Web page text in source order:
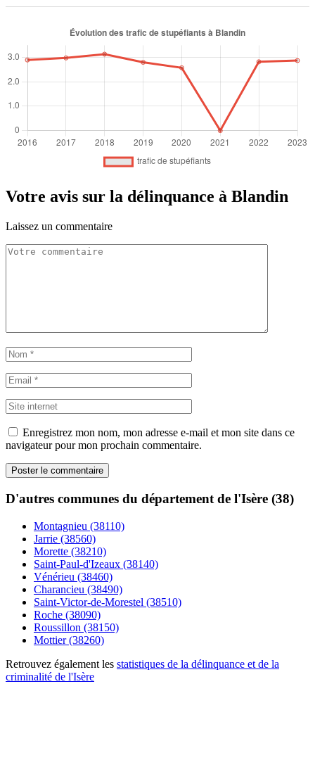
Votre avis sur la délinquance à Blandin
Laissez un commentaire
Enregistrez mon nom, mon adresse e-mail et mon site dans ce
navigateur pour mon prochain commentaire.
D'autres communes du département de l'Isère (38)
Montagnieu (38110)
Jarrie (38560)
Morette (38210)
Saint-Paul-d'Izeaux (38140)
Vénérieu (38460)
Charancieu (38490)
Saint-Victor-de-Morestel (38510)
Roche (38090)
Roussillon (38150)
Mottier (38260)
Retrouvez également les statistiques de la délinquance et de la
criminalité de l'Isère